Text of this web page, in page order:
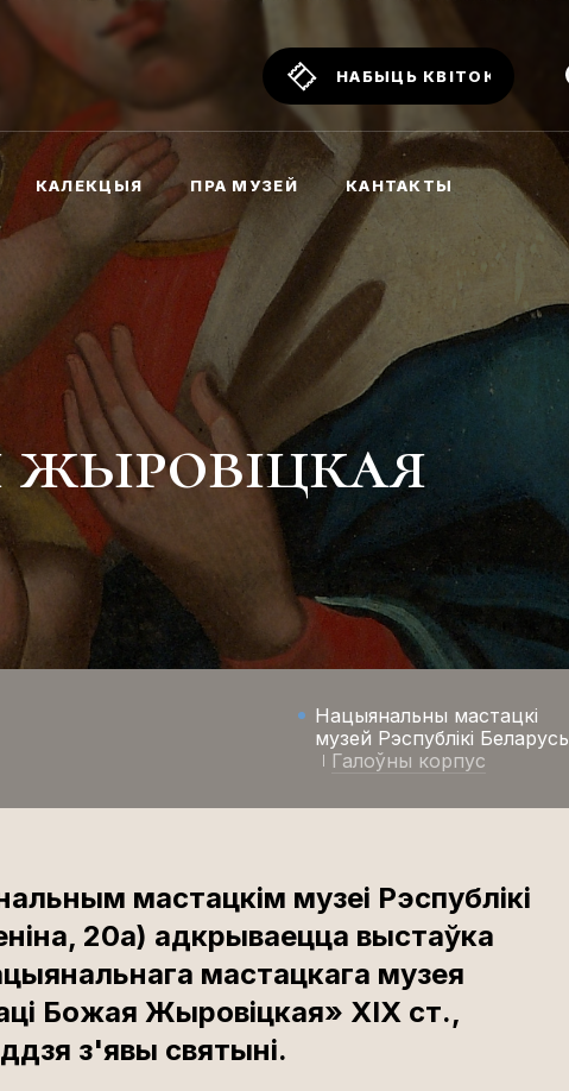
НАБЫЦЬ КВІТОК
КАЛЕКЦЫЯ ПРА МУЗЕЙ КАНТАКТЫ
Нацыянальны мастацкі
музей Рэспублікі Беларусь
Галоўны корпус
мастацкім музеі Рэспублікі
20а) адкрываецца выстаўка
мастацкага музея
Божая Жыровіцкая» XIX ст.,
з'явы святыні.